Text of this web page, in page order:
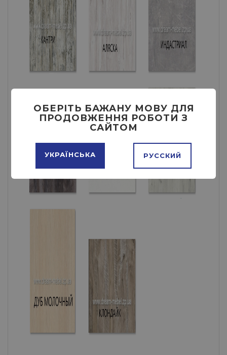
ОБЕРІТЬ БАЖАНУ МОВУ ДЛЯ
ПРОДОВЖЕННЯ РОБОТИ З
САЙТОМ
УКРАЇНСЬКА РУССКИЙ